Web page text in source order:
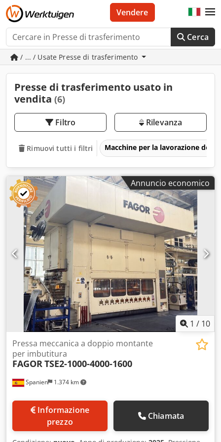
Cerca
Vendere
/ ... / Usate Presse di trasferimento
Presse di trasferimento usato in
vendita (6)
Filtro Rilevanza
Rimuovi tutti i filtri Macchine per la lavorazione del
Annuncio economico
1 / 10
Spanien 1.374 km
Pressa meccanica a doppio montante
per imbutitura
FAGORTSE2-1000-4000-1600
prezzo
Chiamata